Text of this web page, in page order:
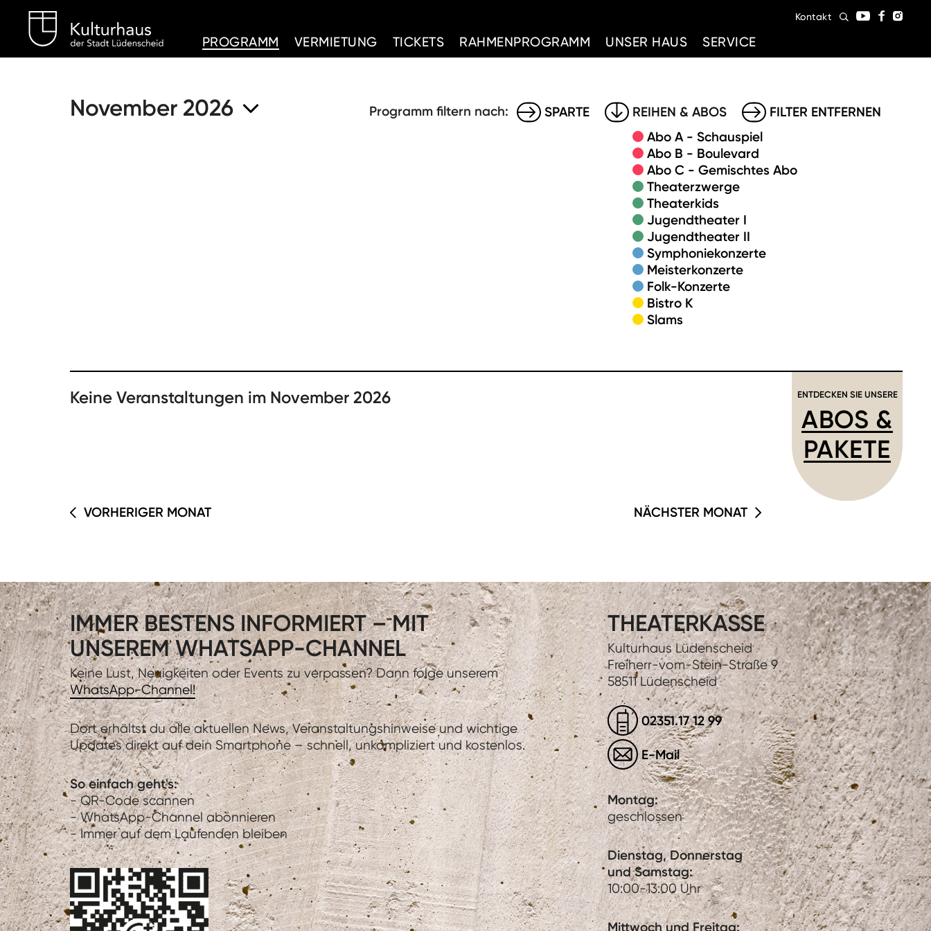
PROGRAMM
VERMIETUNG TICKETS RAHMENPROGRAMM UNSER HAUS SERVICE
Kontakt
November 2026 Programm filtern nach: SPARTE
REIHEN & ABOS
Abo A - Schauspiel
Abo B - Boulevard
Abo C - Gemischtes Abo
Theaterzwerge
Theaterkids
Jugendtheater I
Jugendtheater II
Symphoniekonzerte
Meisterkonzerte
Folk-Konzerte
Bistro K
Slams
FILTER ENTFERNEN
Keine Veranstaltungen im November 2026 ENTDECKEN SIE UNSERE
ABOS &
PAKETE
VORHERIGER MONAT NÄCHSTER MONAT
IMMER BESTENS INFORMIERT – MIT
UNSEREM WHATSAPP-CHANNEL
Keine Lust, Neuigkeiten oder Events zu verpassen? Dann folge unserem
WhatsApp-Channel!
Dort erhältst du alle aktuellen News, Veranstaltungshinweise und wichtige
Updates direkt auf dein Smartphone – schnell, unkompliziert und kostenlos.
So einfach geht's:
- QR-Code scannen
- WhatsApp-Channel abonnieren
- Immer auf dem Laufenden bleiben
THEATERKASSE
Kulturhaus Lüdenscheid
Freiherr-vom-Stein-Straße 9
58511 Lüdenscheid
02351.17 12 99
E-Mail
Montag:
geschlossen
Dienstag, Donnerstag
und Samstag:
10:00-13:00 Uhr
Mittwoch und Freitag: